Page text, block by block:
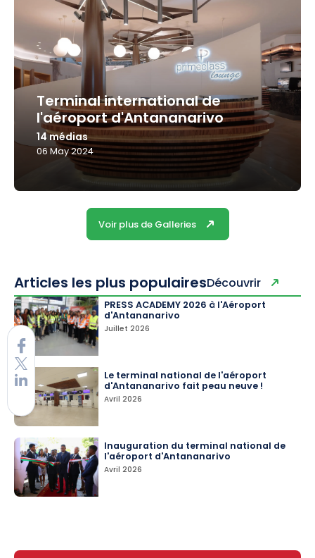
Terminal international de
l'aéroport d'Antananarivo
14 médias
06 May 2024
Voir plus de Galleries
Articles les plus populairesDécouvrir
PRESS ACADEMY 2026 à l'Aéroport
d'Antananarivo
Juillet 2026
Le terminal national de l'aéroport
d'Antananarivo fait peau neuve !
Avril 2026
Inauguration du terminal national de
l'aéroport d'Antananarivo
Avril 2026